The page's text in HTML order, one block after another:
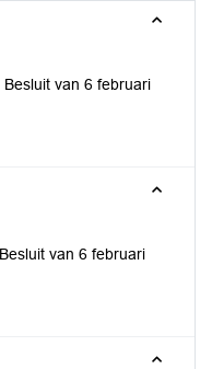
van 6 februari
van 6 februari